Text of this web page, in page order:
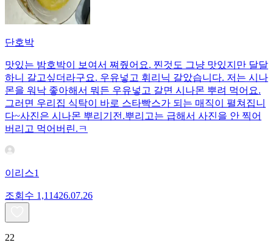
단호박
맛있는 밤호박이 보여서 쪄줬어요. 찐것도 그냥 맛있지만 달달
하니 갈고싶더라구요. 우유넣고 휘리닉 갈았습니다. 저는 시나
몬을 워낙 좋아해서 뭐든 우유넣고 갈면 시나몬 뿌려 먹어요.
그러면 우리집 식탁이 바로 스타빡스가 되는 매직이 펼쳐집니
다~사진은 시나몬 뿌리기전.뿌리고는 급해서 사진을 안 찍어
버리고 먹어버린.ㅋ
이리스1
조회수 1,11426.07.26
22